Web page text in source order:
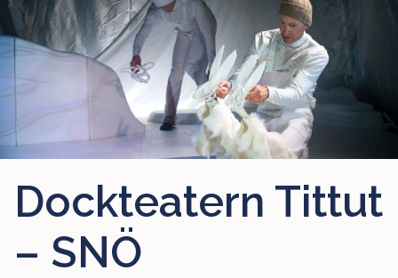
Dockteatern Tittut
– SNÖ